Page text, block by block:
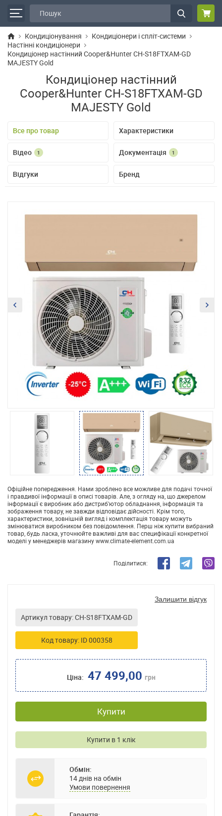
Кондиціонування
Кондиціонери і спліт-системи
Настінні кондиціонери
Кондиціонер настінний Cooper&Hunter CH-S18FTXAM-GD
MAJESTY Gold
Кондиціонер настінний
Cooper&Hunter CH-S18FTXAM-GD
MAJESTY Gold
Все про товар Характеристики
Відео 1 Документація 1
Відгуки Бренд
Офіційне попередження. Нами зроблено все можливе для подачі точної
і правдивої інформації в описі товарів. Але, з огляду на, що джерелом
інформації є виробник або дистриб'ютор обладнання, інформація та
зображення товару, не завжди відповідає дійсності. Крім того,
характеристики, зовнішній вигляд і комплектація товару можуть
змінюватися виробником без повідомлення. Перш ніж купити вибраний
товар, будь ласка, уточнюйте важливі для вас специфікації конкретної
моделі у менеджерів магазину www.climate-element.com.ua
Поділитися:
Артикул товару: CH-S18FTXAM-GD
Код товару: ID 000358
Залишити відгук
Ціна: 47 499,00 грн
Купити
Купити в 1 клік
Обмін:
14 днів на обмін
Умови повернення